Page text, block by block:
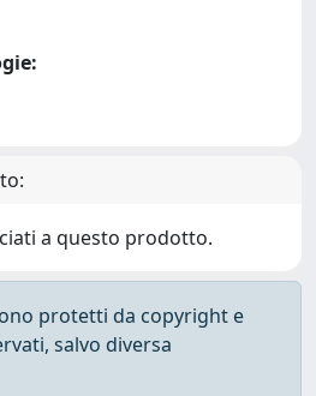
a questo prodotto.
protetti da copyright e
salvo diversa